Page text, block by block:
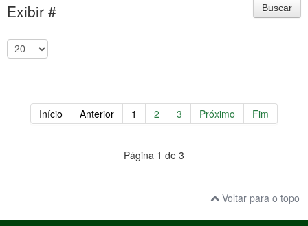
Buscar
Exibir #
Início Anterior 1 2 3 Próximo Fim
Página 1 de 3
Voltar para o topo